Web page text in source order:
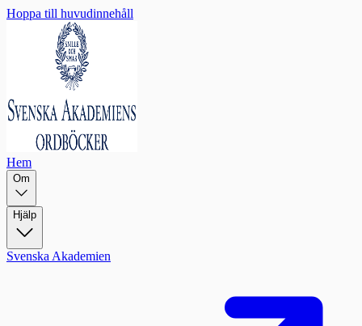
Hoppa till huvudinnehåll
Hem
Om
Hjälp
Svenska Akademien